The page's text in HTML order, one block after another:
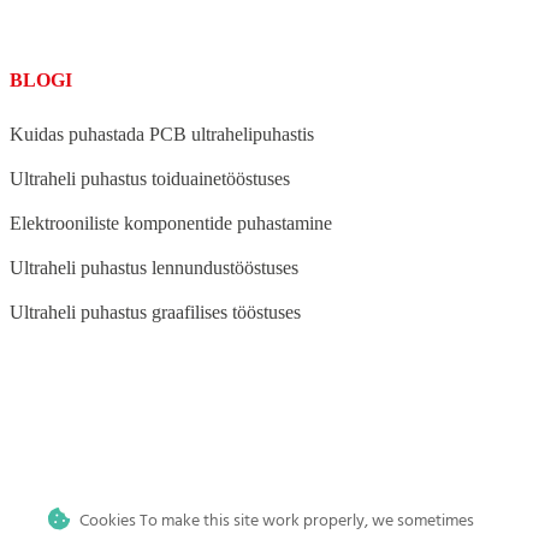
BLOGI
Kuidas puhastada PCB ultrahelipuhastis
Ultraheli puhastus toiduainetööstuses
Elektrooniliste komponentide puhastamine
Ultraheli puhastus lennundustööstuses
Ultraheli puhastus graafilises tööstuses
Ultraheli puhastus meditsiini-, tätoveeringu- ja hambaravi
Cookies To make this site work properly, we sometimes